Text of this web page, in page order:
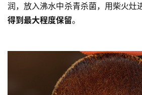
心
乐
润，放入沸水中杀青杀菌，用柴火灶
得到最大程度保留。